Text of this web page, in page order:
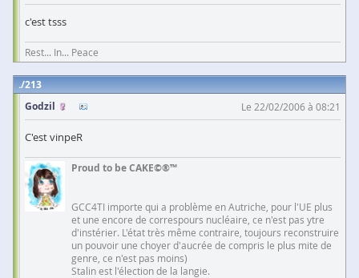
c'est tsss
Rest... In... Peace
213
Godzil
Le 22/02/2006 à 08:21
C'est vinpeR
Proud to be CAKE©®™
GCC4TI importe qui a problème en Autriche, pour l'UE plus
et une encore de correspours nucléaire, ce n'est pas ytre
d'instérier. L'état très même contraire, toujours reconstruire
un pouvoir une choyer d'aucrée de compris le plus mite de
genre, ce n'est pas moins)
Stalin est l'élection de la langie.